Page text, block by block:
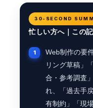
30-SECOND
忙しい方へ｜この
Web制作の要
リング草稿」
合・参考調査
れ、「過去手
有制約」「現